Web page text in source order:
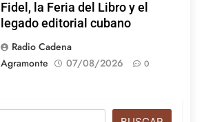
Fidel, la Feria del Libro y el
legado editorial cubano
Radio Cadena
Agramonte
07/08/2026 0